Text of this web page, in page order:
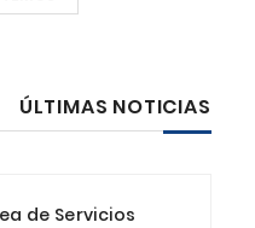
ÚLTIMAS NOTICIAS
de Servicios